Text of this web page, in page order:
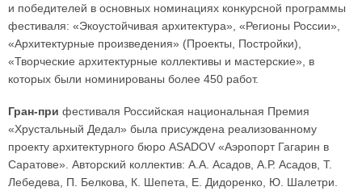
и победителей в основных номинациях конкурсной программы
фестиваля: «Экоустойчивая архитектура», «Регионы России»,
«Архитектурные произведения» (Проекты, Постройки),
«Творческие архитектурные коллективы и мастерские», в
которых были номинированы более 450 работ.
Гран-при фестиваля Российская национальная Премия
«Хрустальный Дедал» была присуждена реализованному
проекту архитектурного бюро ASADOV «Аэропорт Гагарин в
Саратове». Авторский коллектив: А.А. Асадов, А.Р. Асадов, Т.
Лебедева, П. Белкова, К. Шепета, Е. Дидоренко, Ю. Шалетри.